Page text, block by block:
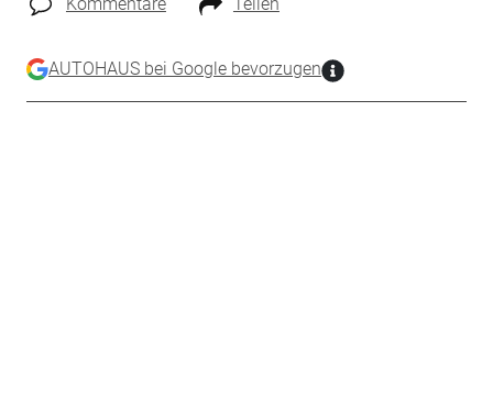
AUTOHAUS bei Google bevorzugen